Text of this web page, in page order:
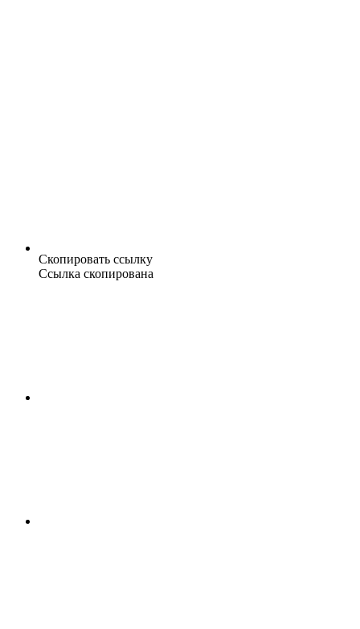
Скопировать ссылку
Ссылка скопирована